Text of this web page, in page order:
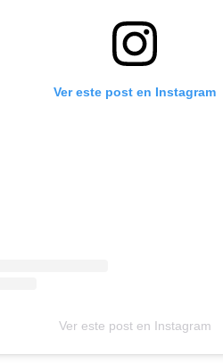
Ver este post en Instagram
Ver este post en Instagram